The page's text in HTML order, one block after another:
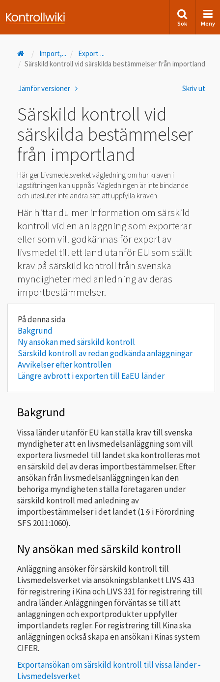
Sök Meny
Import,... Export...
Särskild kontroll vid särskilda bestämmelser från importland
Skriv ut
Jämför versioner
Särskild kontroll vid
särskilda bestämmelser
från importland
Här ger Livsmedelsverket vägledning om hur kraven i
lagstiftningen kan uppnås. Vägledningen är inte bindande
och utesluter inte andra sätt att uppfylla kraven.
Här hittar du mer information om särskild
kontroll vid en anläggning som exporterar
eller som vill godkännas för export av
livsmedel till ett land utanför EU som ställt
krav på särskild kontroll från svenska
myndigheter med anledning av deras
importbestämmelser.
Bakgrund
Ny ansökan med särskild kontroll
Särskild kontroll av redan godkända anläggningar
Avvikelser efter kontrollen
Längre avbrott i exporten till EaEU länder
Bakgrund
Vissa länder utanför EU kan ställa krav till svenska
myndigheter att en livsmedelsanläggning som vill
exportera livsmedel till landet ska kontrolleras mot
en särskild del av deras importbestämmelser. Efter
ansökan från livsmedelsanläggningen kan den
behöriga myndigheten ställa företagaren under
särskild kontroll med anledning av
importbestämmelser i det landet (1 § i Förordning
SFS 2011:1060).
Ny ansökan med särskild kontroll
Anläggning ansöker för särskild kontroll till
Livsmedelsverket via ansökningsblankett LIVS 433
för registrering i Kina och LIVS 331 för registrering till
andra länder. Anläggningen förväntas se till att
anläggningen och exportprodukter uppfyller
importlandets regler. För registrering till Kina ska
anläggningen också skapa en ansökan i Kinas system
CIFER.
Exportansökan om särskild kontroll till vissa länder -
Livsmedelsverket